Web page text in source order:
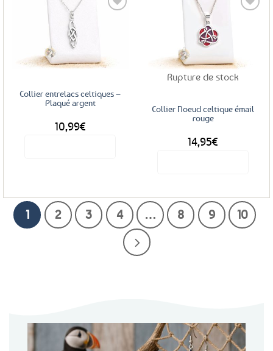
Collier entrelacs celtiques –
Plaqué argent
10,99€
Rupture de stock
Collier Noeud celtique émail
rouge
14,95€
1 2 3 4 … 8 9 10